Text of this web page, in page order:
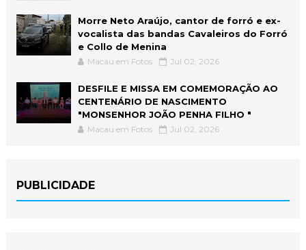
Morre Neto Araújo, cantor de forró e ex-
vocalista das bandas Cavaleiros do Forró
e Collo de Menina
Macau em Fotos Jul 02, 2026
DESFILE E MISSA EM COMEMORAÇÃO AO
CENTENÁRIO DE NASCIMENTO
"MONSENHOR JOÃO PENHA FILHO "
Macau em Fotos Jul 02, 2026
PUBLICIDADE